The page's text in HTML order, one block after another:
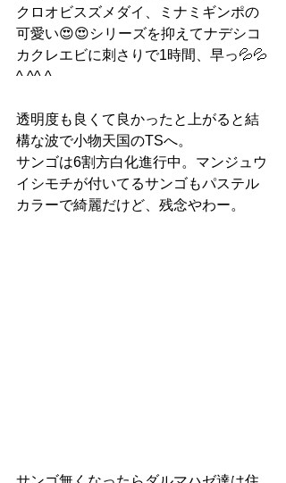
クロオビスズメダイ、ミナミギンポの
可愛い😍😍シリーズを抑えてナデシコ
カクレエビに刺さりで1時間、早っ💦💦
^ ^^ ^
透明度も良くて良かったと上がると結
構な波で小物天国のTSへ。
サンゴは6割方白化進行中。マンジュウ
イシモチが付いてるサンゴもパステル
カラーで綺麗だけど、残念やわー。